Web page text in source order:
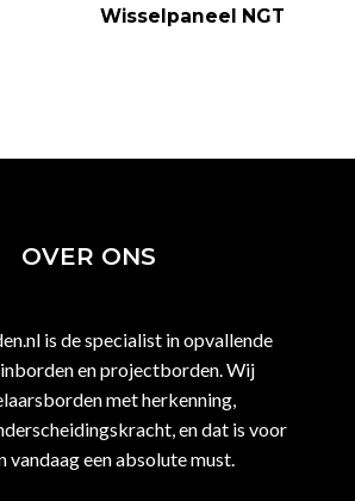
Wisselpaneel NGT
OVER ONS
is de specialist in opvallende
en projectborden. Wij
met herkenning,
en dat is voor
vandaag een absolute must.